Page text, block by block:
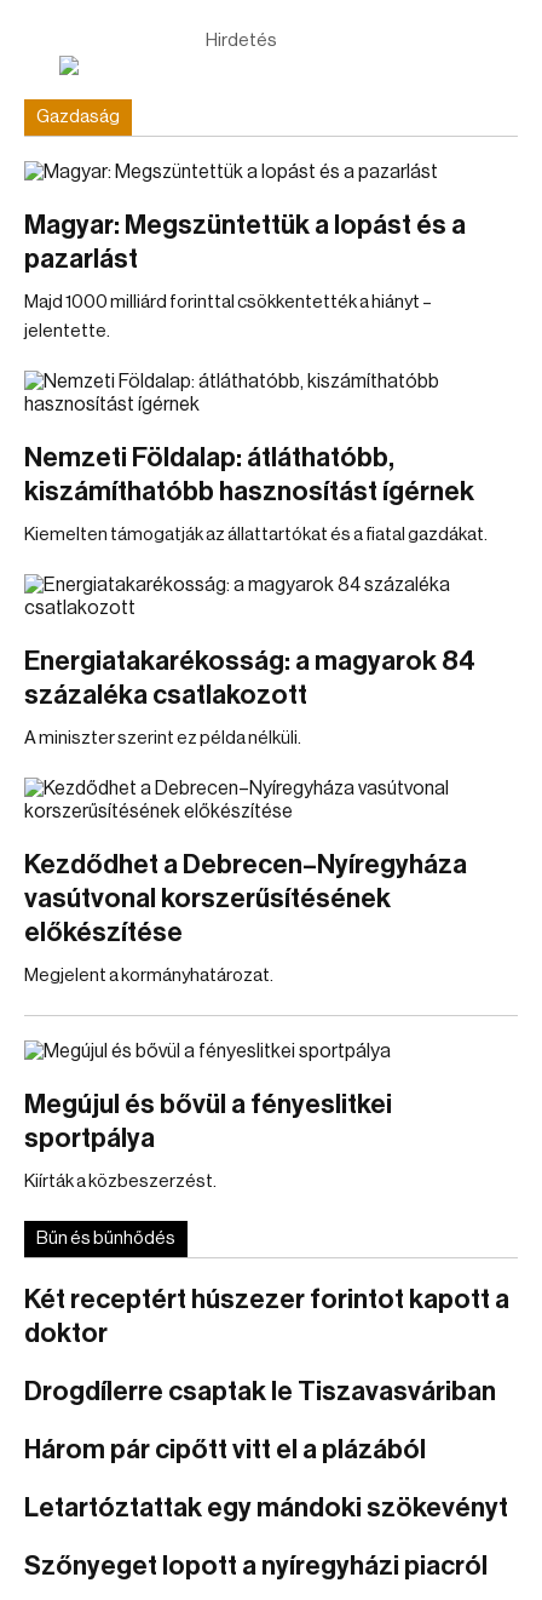
Hirdetés
Gazdaság
Magyar: Megszüntettük a lopást és a
pazarlást
Majd 1000 milliárd forinttal csökkentették a hiányt –
jelentette.
Nemzeti Földalap: átláthatóbb,
kiszámíthatóbb hasznosítást ígérnek
Kiemelten támogatják az állattartókat és a fiatal gazdákat.
Energiatakarékosság: a magyarok 84
százaléka csatlakozott
A miniszter szerint ez példa nélküli.
Kezdődhet a Debrecen–Nyíregyháza
vasútvonal korszerűsítésének
előkészítése
Megjelent a kormányhatározat.
Megújul és bővül a fényeslitkei
sportpálya
Kiírták a közbeszerzést.
Bűn és bűnhődés
Két receptért húszezer forintot kapott a
doktor
Drogdílerre csaptak le Tiszavasváriban
Három pár cipőtt vitt el a plázából
Letartóztattak egy mándoki szökevényt
Szőnyeget lopott a nyíregyházi piacról